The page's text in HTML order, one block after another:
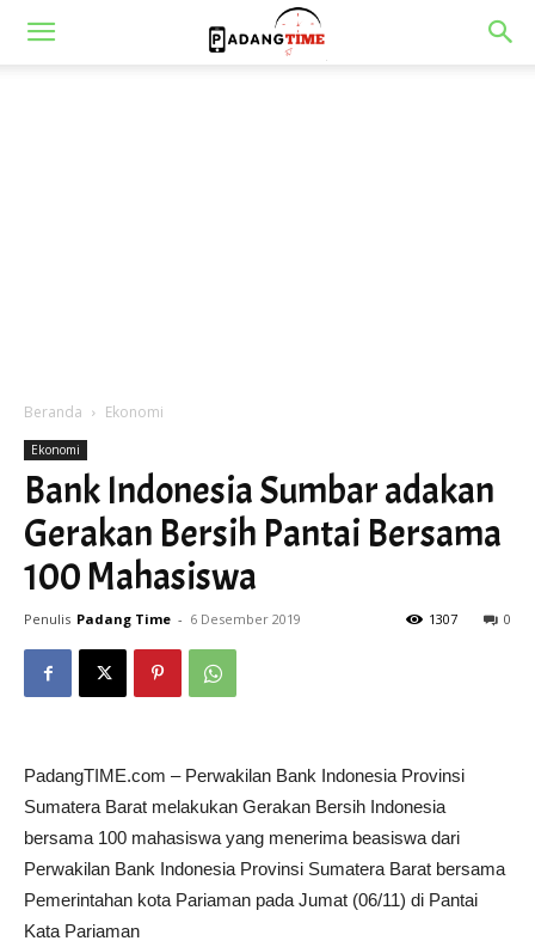
Beranda Ekonomi
Ekonomi
Bank Indonesia Sumbar adakan
Gerakan Bersih Pantai Bersama
100 Mahasiswa
Penulis Padang Time - 6 Desember 2019 0
1307
PadangTIME.com – Perwakilan Bank Indonesia Provinsi
Sumatera Barat melakukan Gerakan Bersih Indonesia
bersama 100 mahasiswa yang menerima beasiswa dari
Perwakilan Bank Indonesia Provinsi Sumatera Barat bersama
Pemerintahan kota Pariaman pada Jumat (06/11) di Pantai
Kata Pariaman